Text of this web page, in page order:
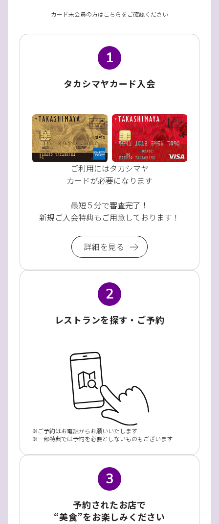
カード未会員の方はこちらをご確認ください
1
タカシマヤカード入会
ご利用にはタカシマヤ
カードが必要になります
最短５分で審査完了！
新規ご入会特典もご用意しております！
詳細を見る
2
レストランを探す・ご予約
ご予約はお電話からお願いいたします
一部特典では予約を必要としないものもございます
3
予約されたお店で
“美食”をお楽しみください